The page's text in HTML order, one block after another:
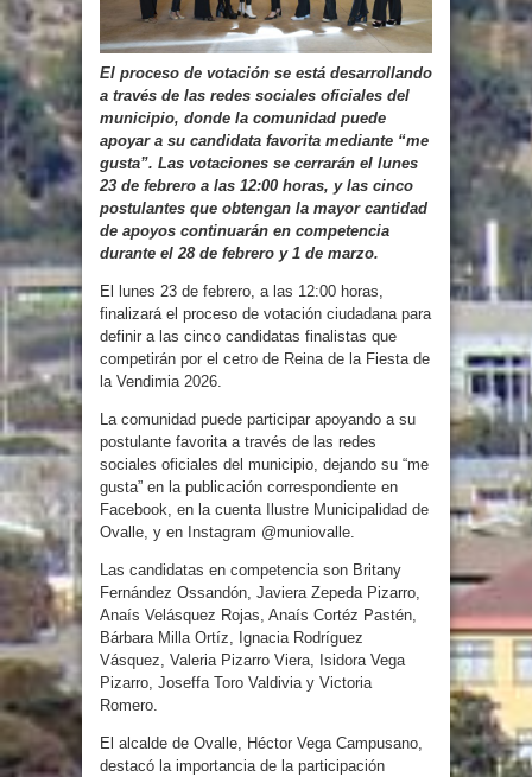
El proceso de votación se está desarrollando
a través de las redes sociales oficiales del
municipio, donde la comunidad puede
apoyar a su candidata favorita mediante “me
gusta”. Las votaciones se cerrarán el lunes
23 de febrero a las 12:00 horas, y las cinco
postulantes que obtengan la mayor cantidad
de apoyos continuarán en competencia
durante el 28 de febrero y 1 de marzo.
El lunes 23 de febrero, a las 12:00 horas,
finalizará el proceso de votación ciudadana para
definir a las cinco candidatas finalistas que
competirán por el cetro de Reina de la Fiesta de
la Vendimia 2026.
La comunidad puede participar apoyando a su
postulante favorita a través de las redes
sociales oficiales del municipio, dejando su “me
gusta” en la publicación correspondiente en
Facebook, en la cuenta Ilustre Municipalidad de
Ovalle, y en Instagram @muniovalle.
Las candidatas en competencia son Britany
Fernández Ossandón, Javiera Zepeda Pizarro,
Anaís Velásquez Rojas, Anaís Cortéz Pastén,
Bárbara Milla Ortíz, Ignacia Rodríguez
Vásquez, Valeria Pizarro Viera, Isidora Vega
Pizarro, Joseffa Toro Valdivia y Victoria
Romero.
El alcalde de Ovalle, Héctor Vega Campusano,
destacó la importancia de la participación